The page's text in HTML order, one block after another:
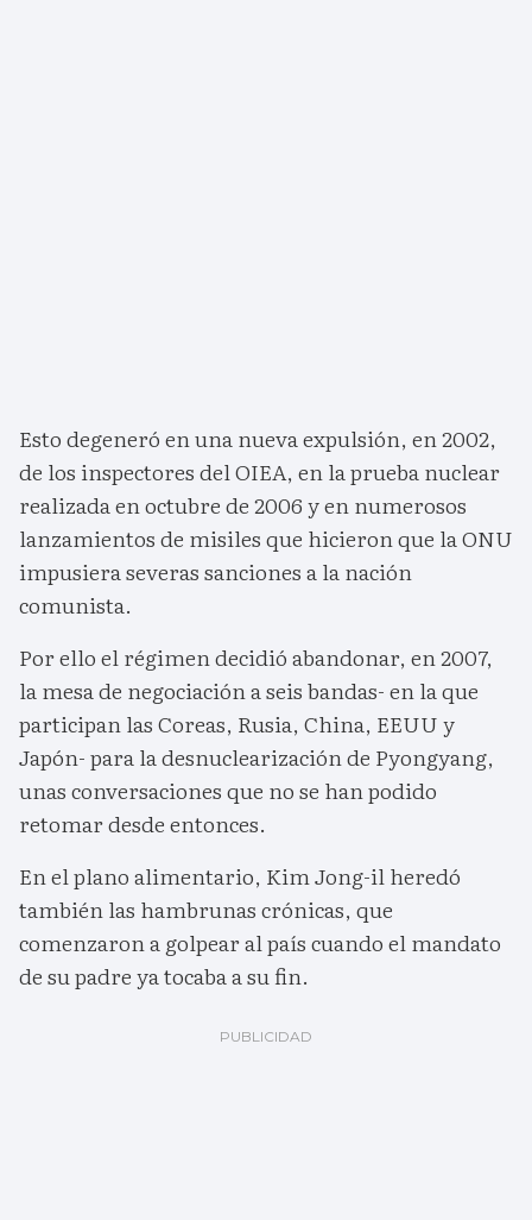
Esto degeneró en una nueva expulsión, en 2002,
de los inspectores del OIEA, en la prueba nuclear
realizada en octubre de 2006 y en numerosos
lanzamientos de misiles que hicieron que la ONU
impusiera severas sanciones a la nación
comunista.
Por ello el régimen decidió abandonar, en 2007,
la mesa de negociación a seis bandas- en la que
participan las Coreas, Rusia, China, EEUU y
Japón- para la desnuclearización de Pyongyang,
unas conversaciones que no se han podido
retomar desde entonces.
En el plano alimentario, Kim Jong-il heredó
también las hambrunas crónicas, que
comenzaron a golpear al país cuando el mandato
de su padre ya tocaba a su fin.